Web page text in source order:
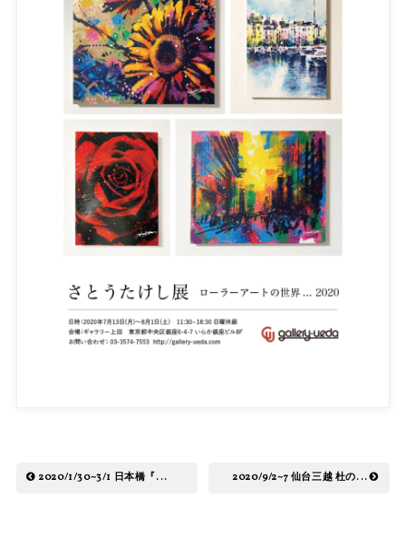
2020/1/30~3/1 日本橋『... 2020/9/2~7 仙台三越 杜の...